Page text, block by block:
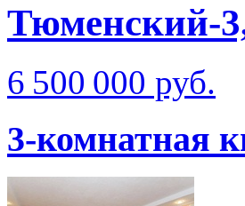
Тюменский-
6 500 000 руб.
3-комнатная